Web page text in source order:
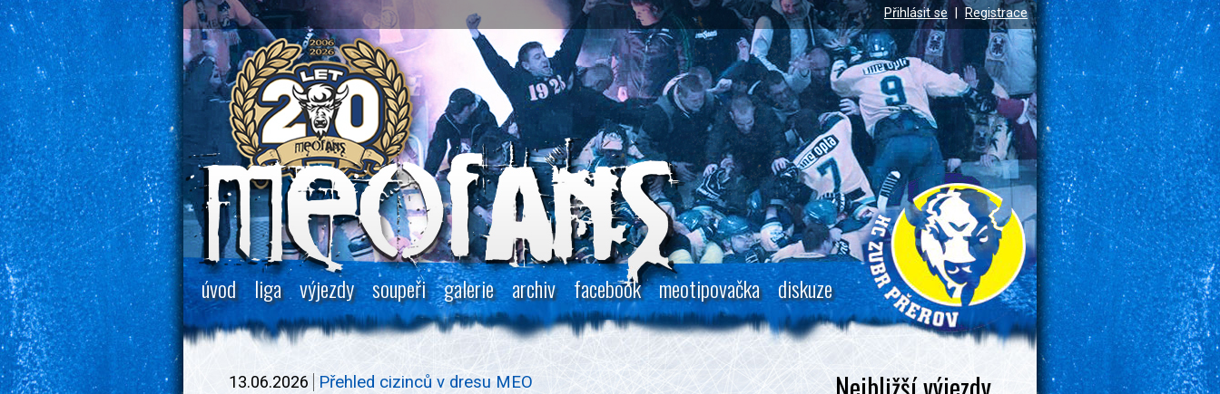
Přihlásit se Registrace
úvod liga výjezdy soupeři galerie archiv facebook meotipovačka diskuze
13.06.2026 Přehled cizinců v dresu MEO